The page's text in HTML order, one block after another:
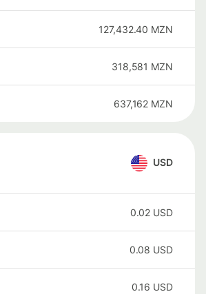
127,432.40 MZN
318,581 MZN
637,162 MZN
USD
0.02 USD
0.08 USD
0.16 USD